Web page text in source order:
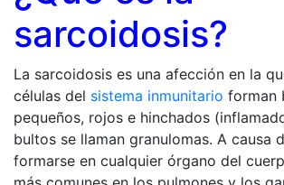
sarcoidosis?
La sarcoidosis es una afección en la
células del sistema inmunitario forman
pequeños, rojos e hinchados
bultos se llaman granulomas. A causa
formarse en cualquier órgano del